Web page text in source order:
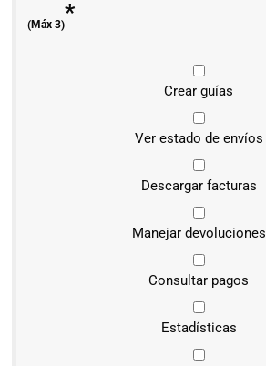
(Máx 3)*
Crear guías
Ver estado de envíos
Descargar facturas
Manejar devoluciones
Consultar pagos
Estadísticas